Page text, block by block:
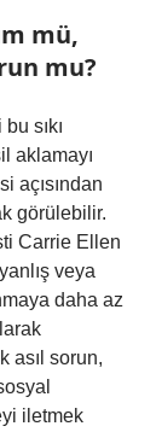
mü,
mu?
sıkı
aklamayı
açısından
görülebilir.
Carrie Ellen
veya
daha az
asıl sorun,
iletmek